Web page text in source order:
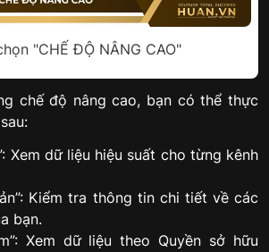
"CHẾ ĐỘ NÂNG CAO"
chế độ nâng cao, bạn có thể thực
Xem dữ liệu hiệu suất cho từng kênh
Kiểm tra thông tin chi tiết về các
bạn.
Xem dữ liệu theo Quyền sở hữu